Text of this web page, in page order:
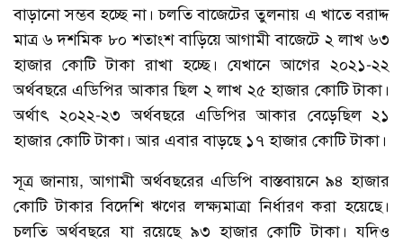
বাড়ানো সম্ভব হচ্ছে না। চলতি বাজেটের তুলনায় এ খাতে বরাদ্দ
মাত্র ৬ দশমিক ৮০ শতাংশ বাড়িয়ে আগামী বাজেটে ২ লাখ ৬৩
হাজার কোটি টাকা রাখা হচ্ছে। যেখানে আগের ২০২১-২২
অর্থবছরে এডিপির আকার ছিল ২ লাখ ২৫ হাজার কোটি টাকা।
অর্থাৎ ২০২২-২৩ অর্থবছরে এডিপির আকার বেড়েছিল ২১
হাজার কোটি টাকা। আর এবার বাড়ছে ১৭ হাজার কোটি টাকা।
সূত্র জানায়, আগামী অর্থবছরের এডিপি বাস্তবায়নে ৯৪ হাজার
কোটি টাকার বিদেশি ঋণের লক্ষ্যমাত্রা নির্ধারণ করা হয়েছে।
চলতি অর্থবছরে যা রয়েছে ৯৩ হাজার কোটি টাকা। যদিও